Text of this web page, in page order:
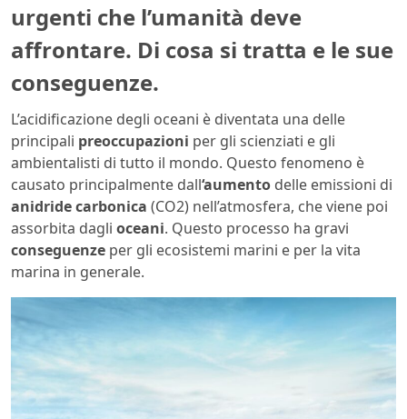
urgenti che l’umanità deve
affrontare. Di cosa si tratta e le sue
conseguenze.
L’acidificazione degli oceani è diventata una delle
principali preoccupazioni per gli scienziati e gli
ambientalisti di tutto il mondo. Questo fenomeno è
causato principalmente dall‘aumento delle emissioni di
anidride carbonica (CO2) nell’atmosfera, che viene poi
assorbita dagli oceani. Questo processo ha gravi
conseguenze per gli ecosistemi marini e per la vita
marina in generale.